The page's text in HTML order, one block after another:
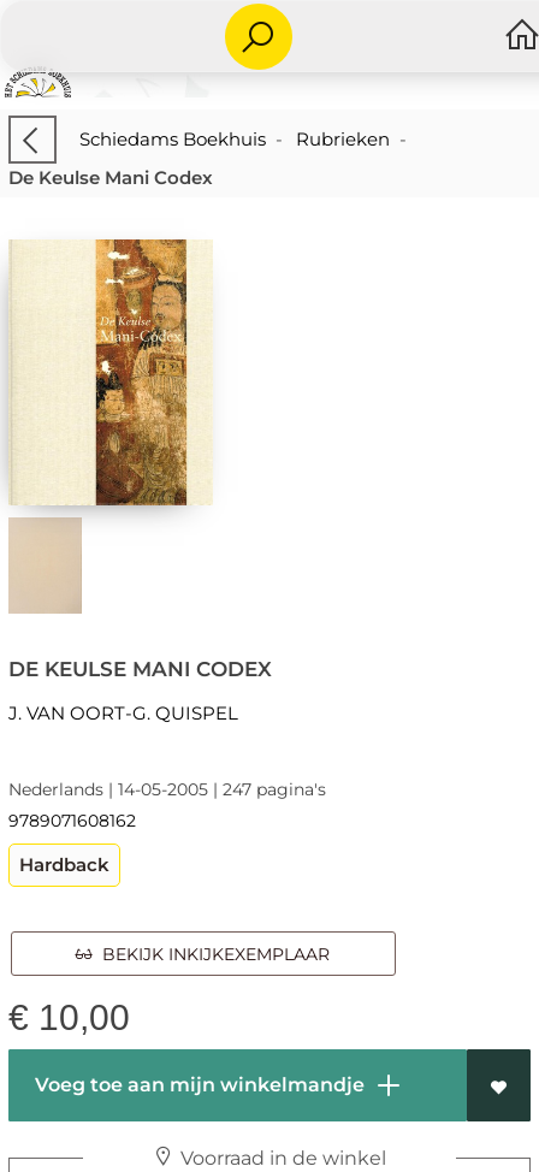
Schiedams Boekhuis- Rubrieken -
De Keulse Mani Codex
DE KEULSE MANI CODEX
J. VAN OORT-G. QUISPEL
Nederlands | 14-05-2005 | 247 pagina's
9789071608162
Hardback
BEKIJK INKIJKEXEMPLAAR
€ 10,00
Voeg toe aan mijn winkelmandje
Voorraad in de winkel